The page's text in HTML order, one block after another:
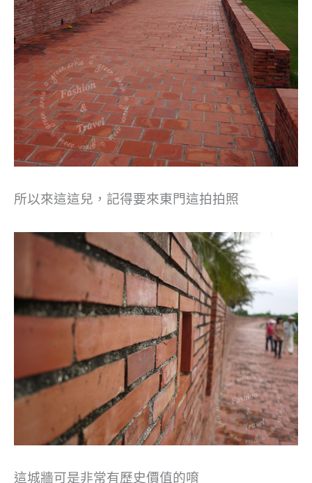
所以來這這兒，記得要來東門這拍拍照
這城牆可是非常有歷史價值的唷